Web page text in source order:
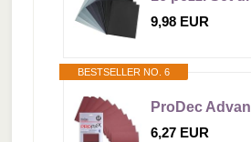
9,98 EUR
BESTSELLER NO. 6
6,27 EUR